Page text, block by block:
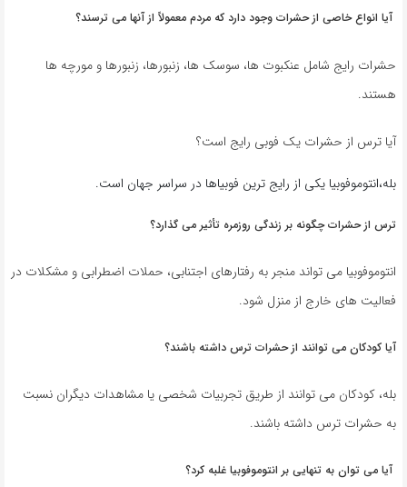
آیا انواع خاصی از حشرات وجود دارد که مردم معمولاً از آنها می ترسند؟
حشرات رایج شامل عنکبوت ها، سوسک ها، زنبورها، زنبورها و مورچه ها
هستند.
آیا ترس از حشرات یک فوبی رایج است؟
بله،انتوموفوبیا یکی از رایج ترین فوبیاها در سراسر جهان است.
ترس از حشرات چگونه بر زندگی روزمره تأثیر می گذارد؟
انتوموفوبیا می تواند منجر به رفتارهای اجتنابی، حملات اضطرابی و مشکلات در
فعالیت های خارج از منزل شود.
آیا کودکان می توانند از حشرات ترس داشته باشند؟
بله، کودکان می توانند از طریق تجربیات شخصی یا مشاهدات دیگران نسبت
به حشرات ترس داشته باشند.
آیا می توان به تنهایی بر انتوموفوبیا غلبه کرد؟